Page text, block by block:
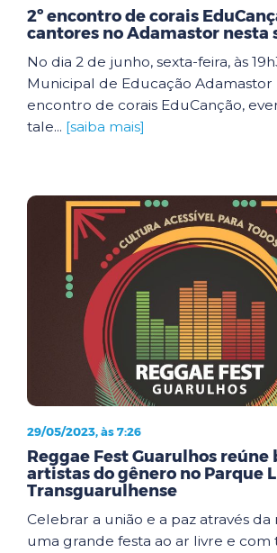
2º encontro de corais
cantores no Adamastor nesta
No dia 2 de junho, sexta-feira, às
Municipal de Educação Adamastor
encontro de corais EduCanção,
tale... [saiba mais]
29/05/2023, às 7:26
Reggae Fest Guarulhos reúne
artistas do gênero no Parque
Transguarulhense
Celebrar a união e a paz através da
uma grande festa ao ar livre e com